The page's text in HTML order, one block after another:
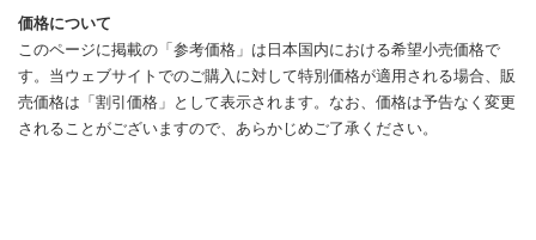
価格について
このページに掲載の「参考価格」は日本国内における希望小売価格で
す。当ウェブサイトでのご購入に対して特別価格が適用される場合、販
売価格は「割引価格」として表示されます。なお、価格は予告なく変更
されることがございますので、あらかじめご了承ください。